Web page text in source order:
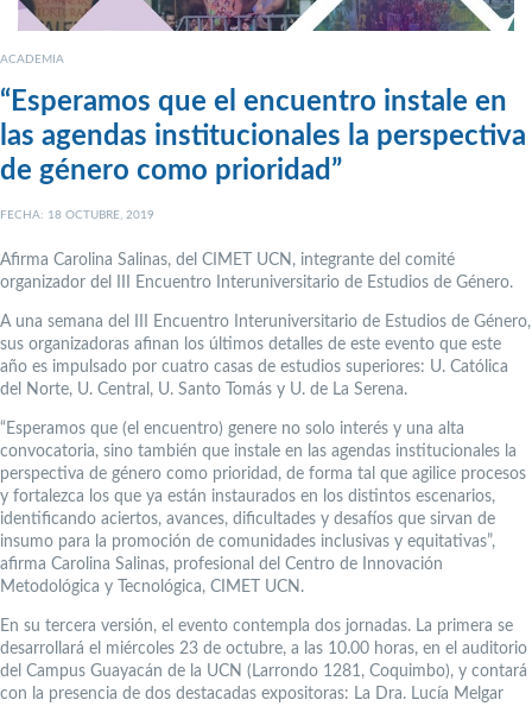
ACADEMIA
“Esperamos que el encuentro instale en
las agendas institucionales la perspectiva
de género como prioridad”
FECHA: 18 OCTUBRE, 2019
Afirma Carolina Salinas, del CIMET UCN, integrante del comité
organizador del III Encuentro Interuniversitario de Estudios de Género.
A una semana del III Encuentro Interuniversitario de Estudios de Género,
sus organizadoras afinan los últimos detalles de este evento que este
año es impulsado por cuatro casas de estudios superiores: U. Católica
del Norte, U. Central, U. Santo Tomás y U. de La Serena.
“Esperamos que (el encuentro) genere no solo interés y una alta
convocatoria, sino también que instale en las agendas institucionales la
perspectiva de género como prioridad, de forma tal que agilice procesos
y fortalezca los que ya están instaurados en los distintos escenarios,
identificando aciertos, avances, dificultades y desafíos que sirvan de
insumo para la promoción de comunidades inclusivas y equitativas”,
afirma Carolina Salinas, profesional del Centro de Innovación
Metodológica y Tecnológica, CIMET UCN.
En su tercera versión, el evento contempla dos jornadas. La primera se
desarrollará el miércoles 23 de octubre, a las 10.00 horas, en el auditorio
del Campus Guayacán de la UCN (Larrondo 1281, Coquimbo), y contará
con la presencia de dos destacadas expositoras: La Dra. Lucía Melgar